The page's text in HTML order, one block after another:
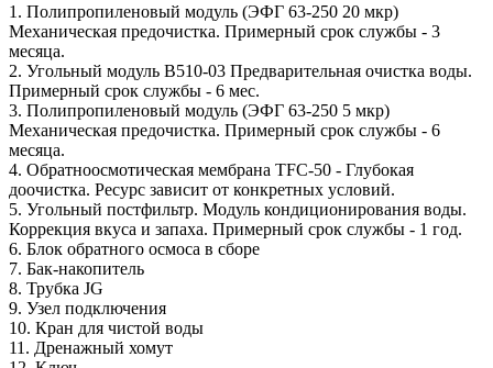
1. Полипропиленовый модуль (ЭФГ 63-250 20 мкр)
Механическая предочистка. Примерный срок службы - 3
месяца.
2. Угольный модуль B510-03 Предварительная очистка воды.
Примерный срок службы - 6 мес.
3. Полипропиленовый модуль (ЭФГ 63-250 5 мкр)
Механическая предочистка. Примерный срок службы - 6
месяца.
4. Обратноосмотическая мембрана TFC-50 - Глубокая
доочистка. Ресурс зависит от конкретных условий.
5. Угольный постфильтр. Модуль кондиционирования воды.
Коррекция вкуса и запаха. Примерный срок службы - 1 год.
6. Блок обратного осмоса в сборе
7. Бак-накопитель
8. Трубка JG
9. Узел подключения
10. Кран для чистой воды
11. Дренажный хомут